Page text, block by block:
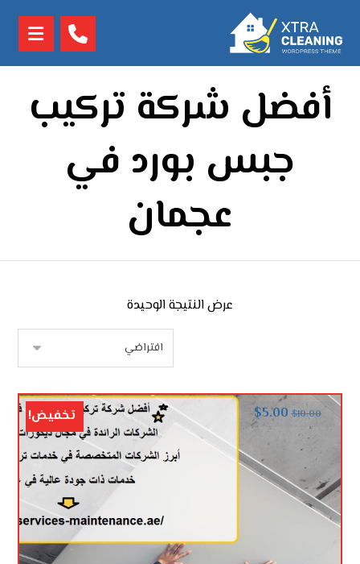
أفضل شركة تركيب
جبس بورد في
عجمان
عرض النتيجة الوحيدة
$10.00
$5.00 تخفيض!